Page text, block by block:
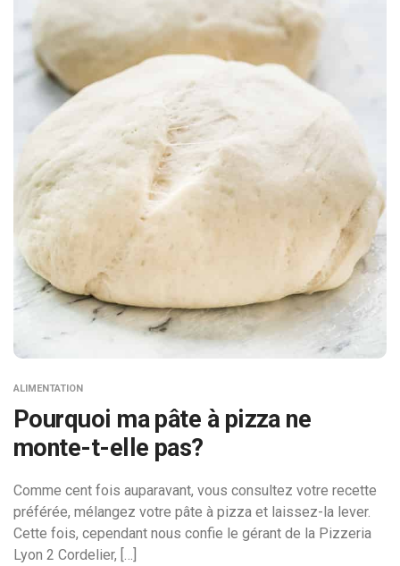
ALIMENTATION
Pourquoi ma pâte à pizza ne
monte-t-elle pas?
Comme cent fois auparavant, vous consultez votre recette
préférée, mélangez votre pâte à pizza et laissez-la lever.
Cette fois, cependant nous confie le gérant de la Pizzeria
Lyon 2 Cordelier, […]